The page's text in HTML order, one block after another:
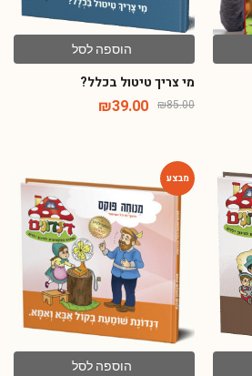
הוספה לסל
מי צריך טיטול בכלל?
₪85.00
₪39.00
הוספה לסל